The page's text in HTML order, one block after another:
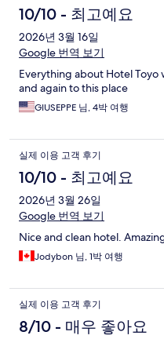
10/10 - 최고예요
2026년 3월 16일
Google 번역 보기
Everything about Hotel Toyo
and again to this place
GIUSEPPE 님, 4박 여행
실제 이용 고객 후기
10/10 - 최고예요
2026년 3월 26일
Google 번역 보기
Nice and clean hotel.
Jodybon 님, 1박 여행
실제 이용 고객 후기
8/10 - 매우 좋아요